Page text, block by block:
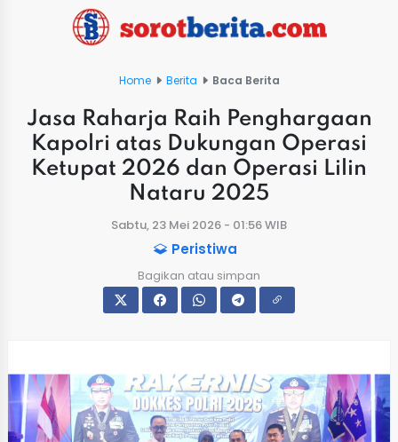
Home Berita Baca Berita
Jasa Raharja Raih Penghargaan
Kapolri atas Dukungan Operasi
Ketupat 2026 dan Operasi Lilin
Nataru 2025
Sabtu, 23 Mei 2026 - 01:56 WIB
Peristiwa
Bagikan atau simpan